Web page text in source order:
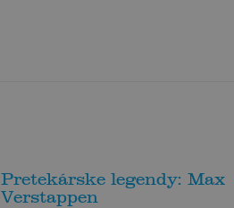
Pretekárske legendy: Max
Verstappen